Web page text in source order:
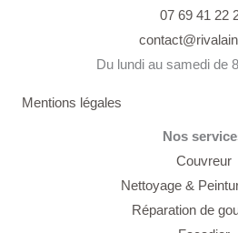
07 69 41 22
Du lundi au samedi de
Mentions légales
Nos
Couvreur
Nettoyage &
Réparation de